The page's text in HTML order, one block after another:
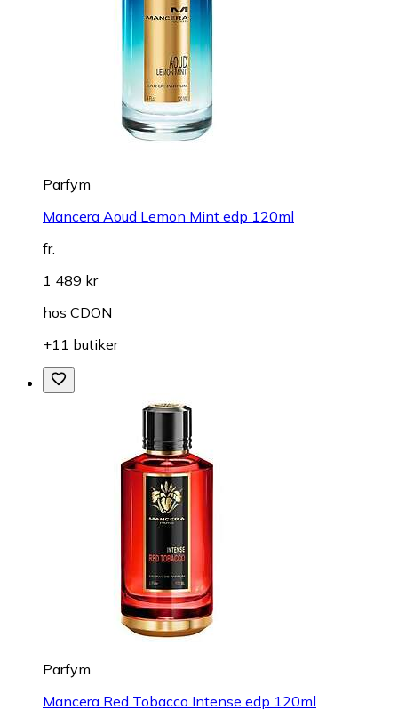
Parfym
Mancera Aoud Lemon Mint edp 120ml
fr.
1 489 kr
hos CDON
+11 butiker
Parfym
Mancera Red Tobacco Intense edp 120ml